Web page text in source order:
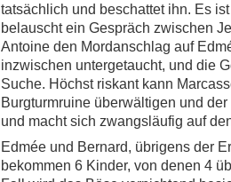
tatsächlich und beschattet ihn. Es
belauscht ein Gespräch zwischen
Antoine den Mordanschlag auf
inzwischen untergetaucht, und die
Suche. Höchst riskant kann
Burgturmruine überwältigen und
und macht sich zwangsläufig auf
Edmée und Bernard, übrigens der
bekommen 6 Kinder, von denen 4